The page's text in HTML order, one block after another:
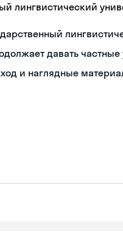
лингвистический
давать частные
и наглядные